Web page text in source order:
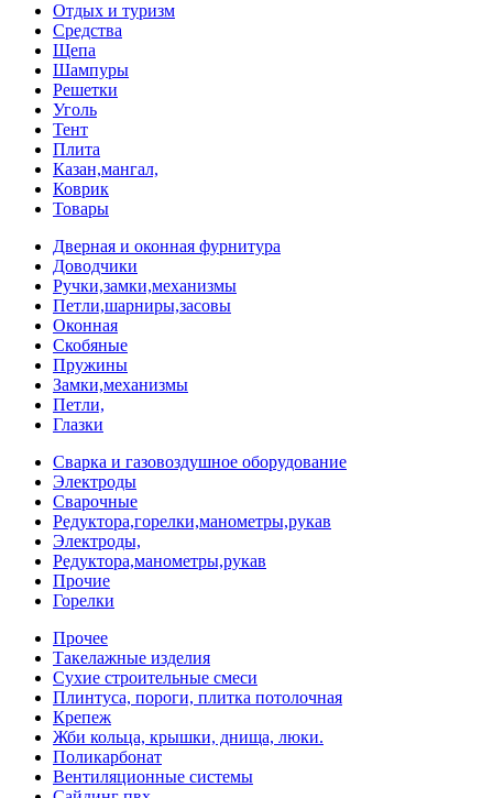
Отдых и туризм
Средства
Щепа
Шампуры
Решетки
Уголь
Тент
Плита
Казан,мангал,
Коврик
Товары
Дверная и оконная фурнитура
Доводчики
Ручки,замки,механизмы
Петли,шарниры,засовы
Оконная
Скобяные
Пружины
Замки,механизмы
Петли,
Глазки
Сварка и газовоздушное оборудование
Электроды
Сварочные
Редуктора,горелки,манометры,рукав
Электроды,
Редуктора,манометры,рукав
Прочие
Горелки
Прочее
Такелажные изделия
Сухие строительные смеси
Плинтуса, пороги, плитка потолочная
Крепеж
Жби кольца, крышки, днища, люки.
Поликарбонат
Вентиляционные системы